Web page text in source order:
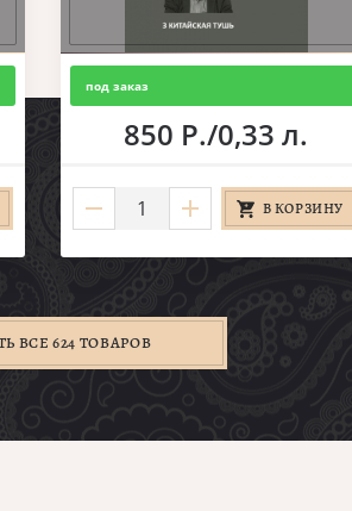
под заказ
850 Р./0,33 л.
В КОРЗИНУ
ВСЕ 624 ТОВАРОВ